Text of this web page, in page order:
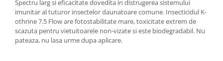
Echipamente de curatenie
Spectru larg si eficacitate dovedita in distrugerea sistemului
imunitar al tuturor insectelor daunatoare comune. Insecticidul K-
othrine 7.5 Flow are fotostabilitate mare, toxicitate extrem de
scazuta pentru vietuitoarele non-vizate si este biodegradabil. Nu
pateaza, nu lasa urme dupa aplicare.